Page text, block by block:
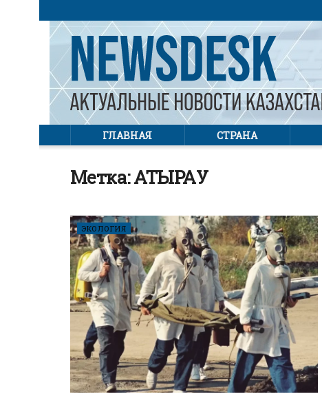
ГЛАВНАЯ СТРАНА
Метка:АТЫРАУ
ЭКОЛОГИЯ